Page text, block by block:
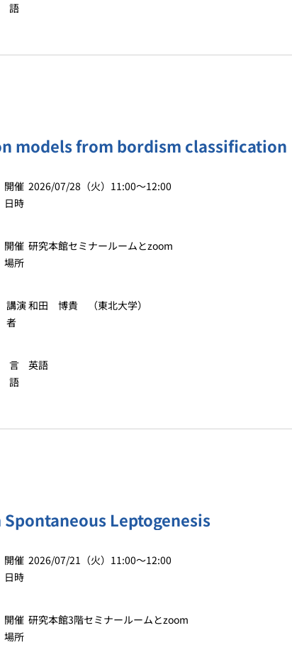
語
models from bordism classification
開催
日時
2026/07/28（火）11:00〜12:00
開催
場所
研究本館セミナールームとzoom
講演
者
和田 博貴 （東北大学）
言
語
英語
Leptogenesis
開催
日時
2026/07/21（火）11:00〜12:00
開催
場所
研究本館3階セミナールームとzoom